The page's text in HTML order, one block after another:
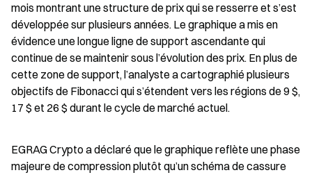
mois montrant une structure de prix qui se resserre et s’est
développée sur plusieurs années. Le graphique a mis en
évidence une longue ligne de support ascendante qui
continue de se maintenir sous l’évolution des prix. En plus de
cette zone de support, l’analyste a cartographié plusieurs
objectifs de Fibonacci qui s’étendent vers les régions de 9 $,
17 $ et 26 $ durant le cycle de marché actuel.
EGRAG Crypto a déclaré que le graphique reflète une phase
majeure de compression plutôt qu’un schéma de cassure